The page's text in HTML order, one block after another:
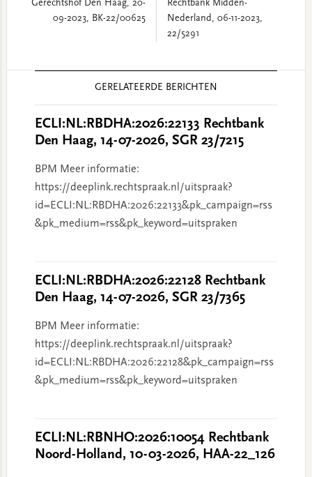
Gerechtshof Den Haag, 20-
09-2023, BK-22/00625
Rechtbank Midden-
Nederland, 06-11-2023,
22/5291
GERELATEERDE BERICHTEN
ECLI:NL:RBDHA:2026:22133 Rechtbank
Den Haag, 14-07-2026, SGR 23/7215
BPM Meer informatie:
https://deeplink.rechtspraak.nl/uitspraak?
id=ECLI:NL:RBDHA:2026:22133&pk_campaign=rss
&pk_medium=rss&pk_keyword=uitspraken
ECLI:NL:RBDHA:2026:22128 Rechtbank
Den Haag, 14-07-2026, SGR 23/7365
BPM Meer informatie:
https://deeplink.rechtspraak.nl/uitspraak?
id=ECLI:NL:RBDHA:2026:22128&pk_campaign=rss
&pk_medium=rss&pk_keyword=uitspraken
ECLI:NL:RBNHO:2026:10054 Rechtbank
Noord-Holland, 10-03-2026, HAA-22_126